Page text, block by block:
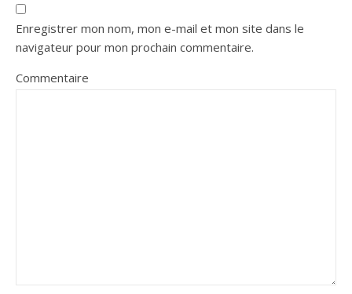
Enregistrer mon nom, mon e-mail et mon site dans le
navigateur pour mon prochain commentaire.
Commentaire